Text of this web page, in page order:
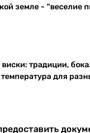
земле - "веселие
виски: традиции,
для